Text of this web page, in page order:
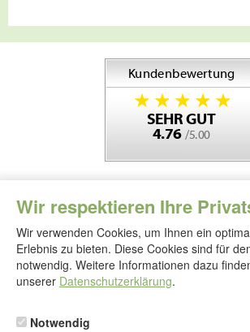
Wir respektieren Ihre
Wir verwenden Cookies, um Ihnen ein
Erlebnis zu bieten. Diese Cookies sind für
notwendig. Weitere Informationen dazu
unserer Datenschutzerklärung.
Notwendig
Folgen